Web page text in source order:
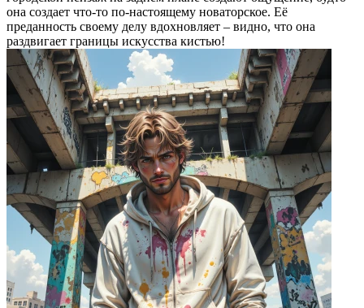
она создает что-то по-настоящему новаторское. Её
преданность своему делу вдохновляет – видно, что она
раздвигает границы искусства кистью!